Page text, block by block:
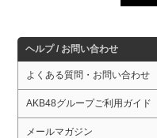
ヘルプ / お問い合わせ
よくある質問・お問い合わせ
AKB48グループご利用ガイド
メールマガジン